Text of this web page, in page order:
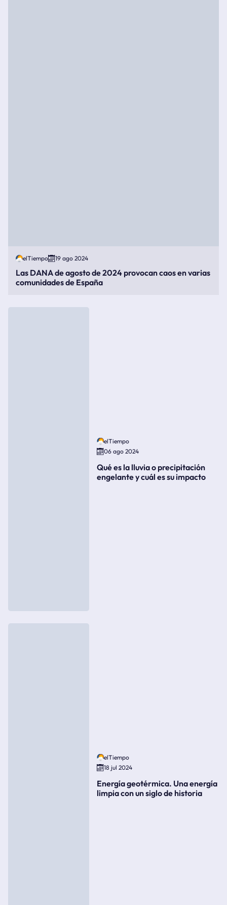
elTiempo 19 ago 2024
Las DANA de agosto de 2024 provocan caos en varias
comunidades de España
elTiempo
06 ago 2024
Qué es la lluvia o precipitación
engelante y cuál es su impacto
elTiempo
18 jul 2024
Energía geotérmica. Una energía
limpia con un siglo de historia